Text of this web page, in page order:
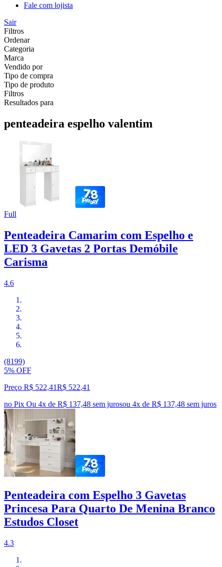
Fale com lojista
Sair
Filtros
Ordenar
Categoria
Marca
Vendido por
Tipo de compra
Tipo de produto
Filtros
Resultados para
penteadeira espelho valentim
Full
Penteadeira Camarim com Espelho e
LED 3 Gavetas 2 Portas Demóbile
Carisma
4.6
(8199)
5% OFF
Preço R$ 522,41R$ 522,41
no Pix Ou 4x de R$ 137,48 sem jurosou 4x de R$ 137,48 sem juros
Penteadeira com Espelho 3 Gavetas
Princesa Para Quarto De Menina Branco
Estudos Closet
4.3